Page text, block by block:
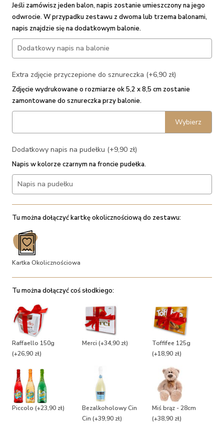
Jeśli zamówisz jeden balon, napis zostanie umieszczony na jego
odwrocie. W przypadku zestawu z dwoma lub trzema balonami,
napis znajdzie się na dodatkowym balonie.
Extra zdjęcie przyczepione do sznureczka (+6,90 zł)
Zdjęcie wydrukowane o rozmiarze ok 5,2 x 8,5 cm zostanie
zamontowane do sznureczka przy balonie.
Wybierz
Dodatkowy napis na pudełku (+9,90 zł)
Napis w kolorze czarnym na froncie pudełka.
Tu można dołączyć kartkę okolicznościową do zestawu:
Kartka Okolicznościowa
Tu można dołączyć coś słodkiego:
Raffaello 150g
(+26,90 zł)
Merci (+34,90 zł)
Toffifee 125g
(+18,90 zł)
Piccolo (+23,90 zł)
Bezalkoholowy Cin
Cin (+39,90 zł)
Miś brąz - 28cm
(+38,90 zł)